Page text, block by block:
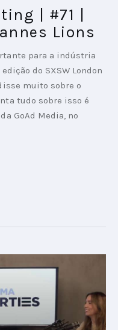
| #71 |
Lions
para a indústria
do SXSW London
muito sobre o
tudo sobre isso é
GoAd Media, no